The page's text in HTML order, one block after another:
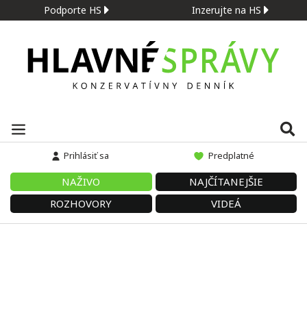
Podporte HS Inzerujte na HS
Prihlásiť sa Predplatné
NAŽIVO
NAJČÍTANEJŠIE
ROZHOVORY
VIDEÁ